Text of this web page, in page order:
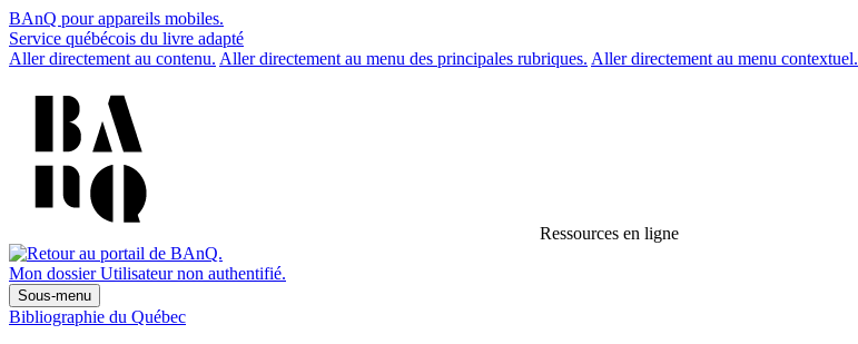
BAnQ pour appareils mobiles.
Service québécois du livre adapté
Aller directement au contenu. Aller directement au menu des principales rubriques. Aller directement au menu contextuel.
Ressources en ligne
Mon dossier Utilisateur non authentifié.
Sous-menu
Bibliographie du Québec